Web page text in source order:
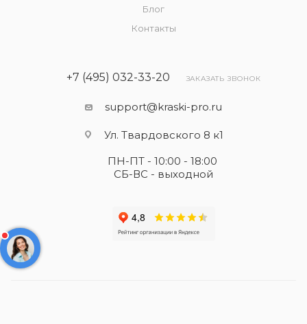
Блог
Контакты
+7 (495) 032-33-20 ЗАКАЗАТЬ ЗВОНОК
support@kraski-pro.ru
Ул. Твардовского 8 к1
ПН-ПТ - 10:00 - 18:00
СБ-ВС - выходной